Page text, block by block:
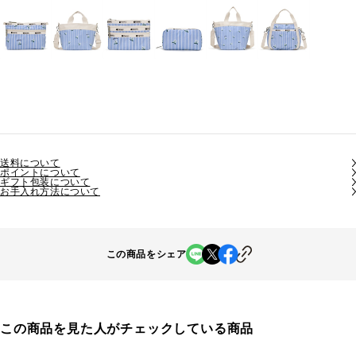
送料について
ポイントについて
ギフト包装について
お手入れ方法について
この商品をシェア
この商品を見た人がチェックしている商品